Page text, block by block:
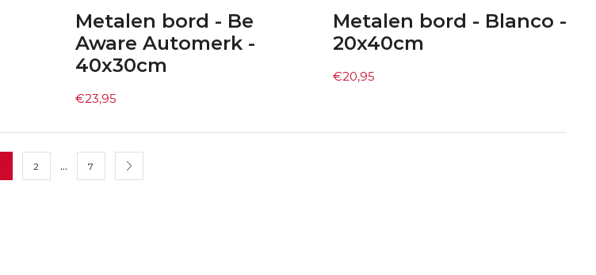
Metalen bord - Be
Aware Automerk -
40x30cm
€23,95
Metalen bord - Blanco -
20x40cm
€20,95
2 … 7